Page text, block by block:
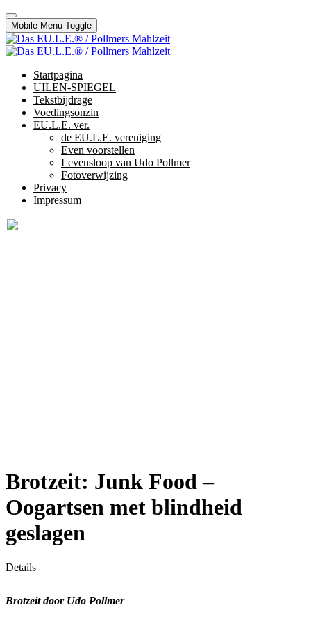
Mobile Menu Toggle
Startpagina
UILEN-SPIEGEL
Tekstbijdrage
Voedingsonzin
EU.L.E. ver.
de EU.L.E. vereniging
Even voorstellen
Levensloop van Udo Pollmer
Fotoverwijzing
Privacy
Impressum
Brotzeit: Junk Food –
Oogartsen met blindheid
geslagen
Details
Brotzeit door Udo Pollmer